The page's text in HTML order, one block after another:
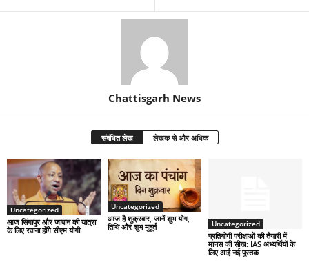
Chattisgarh News
संबंधित लेख लेखक से और अधिक
Uncategorized
आज सिंगापुर और जापान की यात्रा
के लिए रवाना होंगे सीएम योगी
Uncategorized
आज है शुक्रवार, जानें शुभ योग,
तिथि और शुभ मुहूर्त
Uncategorized
प्रतियोगी परीक्षाओं की तैयारी में
मानस की सीख: IAS अभ्यर्थियों के
लिए आई नई पुस्तक